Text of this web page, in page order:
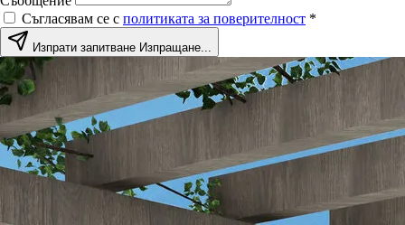
Съгласявам се с политиката за поверителност *
Изпрати запитване Изпращане...